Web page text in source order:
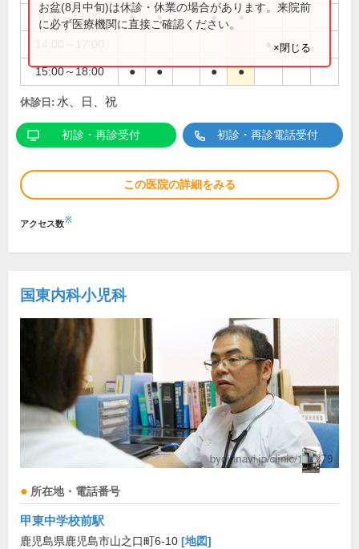
9:00～13:00 ● ● ● ●
15:00～18:00 ● ● ● ●
お盆(8月中旬)は休診・休業の場合があります。来院前
に必ず医療機関に直接ご確認ください。
×閉じる
休診日: 水、日、祝
初診・再診受付 初診・再診電話受付
この医院の詳細をみる
アクセス数※
国東内科小児科
所在地・電話番号
甲東中学校前駅
鹿児島県鹿児島市山之口町6-10 [地図]